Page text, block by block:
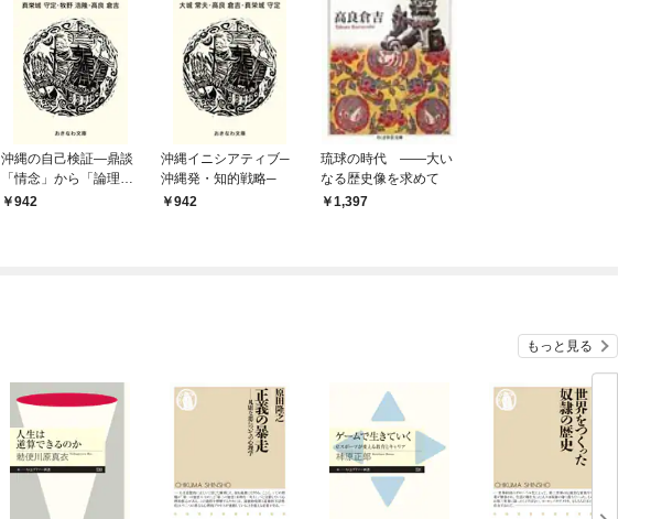
沖縄の自己検証―鼎談
「情念」から「論理」
へ―
942
沖縄イニシアティブ─
沖縄発・知的戦略─
942
琉球の時代 ――大い
なる歴史像を求めて
1,397
もっと見る